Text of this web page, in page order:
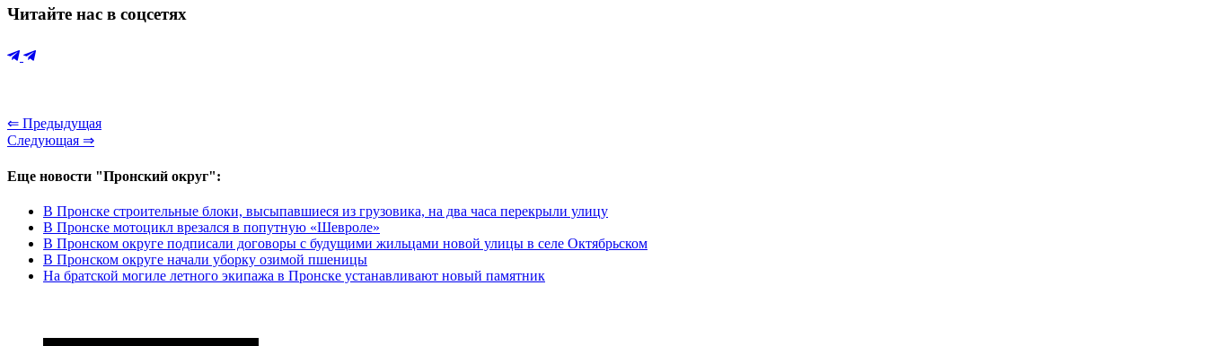
Читайте нас в соцсетях
⇐ Предыдущая
Следующая ⇒
Еще новости "Пронский округ":
В Пронске строительные блоки, высыпавшиеся из грузовика, на два часа перекрыли улицу
В Пронске мотоцикл врезался в попутную «Шевроле»
В Пронском округе подписали договоры с будущими жильцами новой улицы в селе Октябрьском
В Пронском округе начали уборку озимой пшеницы
На братской могиле летного экипажа в Пронске устанавливают новый памятник